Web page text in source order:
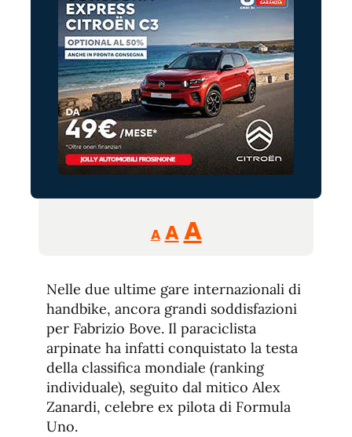
A
Reducir
tamaño
A Restablecer
de
fuente
AAumentar
de
fuente.
Nelle due ultime gare internazionali di
handbike, ancora grandi soddisfazioni
per Fabrizio Bove. Il paraciclista
arpinate ha infatti conquistato la testa
della classifica mondiale (ranking
individuale), seguito dal mitico Alex
Zanardi, celebre ex pilota di Formula
Uno.